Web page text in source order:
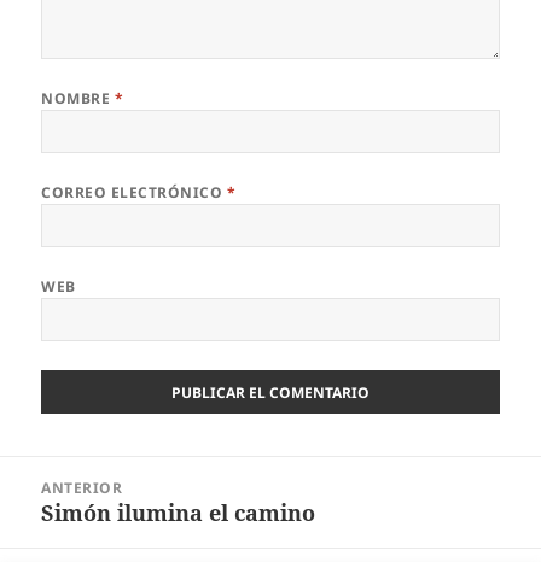
NOMBRE *
CORREO ELECTRÓNICO *
WEB
entradas
ANTERIOR
Entrada
Simón ilumina el camino